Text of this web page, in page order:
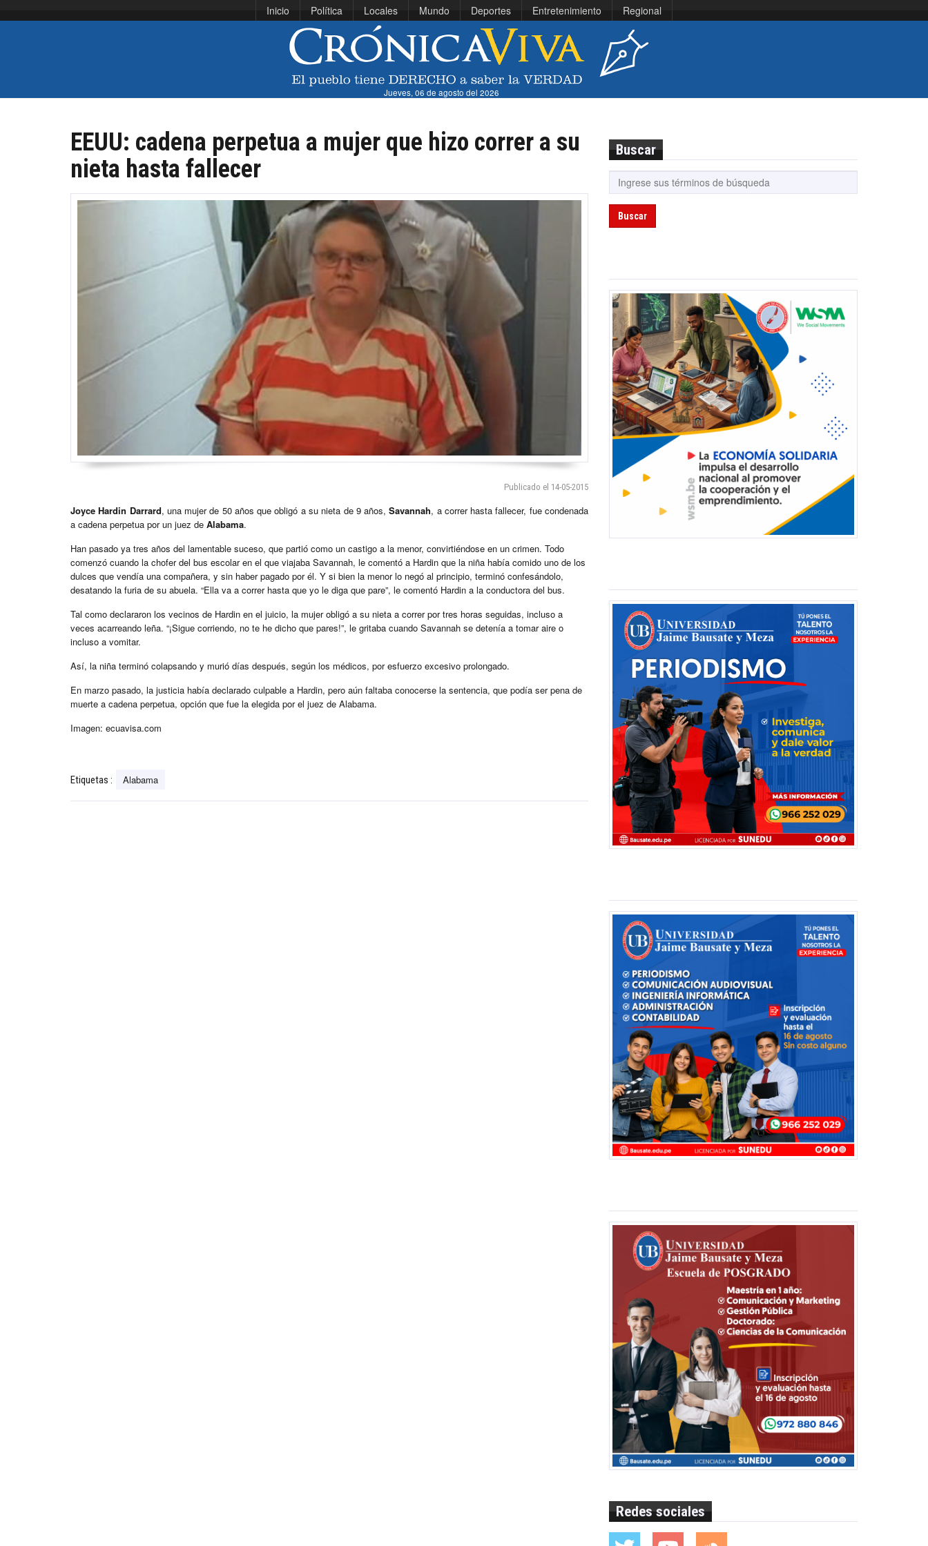
Inicio Política Locales Mundo Deportes Entretenimiento Regional
Jueves, 06 de agosto del 2026
EEUU: cadena perpetua a mujer que hizo correr a su
nieta hasta fallecer
Publicado el 14-05-2015
Joyce Hardin Darrard, una mujer de 50 años que obligó a su nieta de 9 años,Savannah, a correr hasta fallecer, fue condenada
a cadena perpetua por un juez de Alabama.
Han pasado ya tres años del lamentable suceso, que partió como un castigo a la menor, convirtiéndose en un crimen. Todo
comenzó cuando la chofer del bus escolar en el que viajaba Savannah, le comentó a Hardin que la niña había comido uno de los
dulces que vendía una compañera, y sin haber pagado por él. Y si bien la menor lo negó al principio, terminó confesándolo,
desatando la furia de su abuela. “Ella va a correr hasta que yo le diga que pare”, le comentó Hardin a la conductora del bus.
Tal como declararon los vecinos de Hardin en el juicio, la mujer obligó a su nieta a correr por tres horas seguidas, incluso a
veces acarreando leña. “¡Sigue corriendo, no te he dicho que pares!”, le gritaba cuando Savannah se detenía a tomar aire o
incluso a vomitar.
Así, la niña terminó colapsando y murió días después, según los médicos, por esfuerzo excesivo prolongado.
En marzo pasado, la justicia había declarado culpable a Hardin, pero aún faltaba conocerse la sentencia, que podía ser pena de
muerte a cadena perpetua, opción que fue la elegida por el juez de Alabama.
Imagen: ecuavisa.com
Etiquetas : Alabama
Buscar
Buscar
Redes sociales